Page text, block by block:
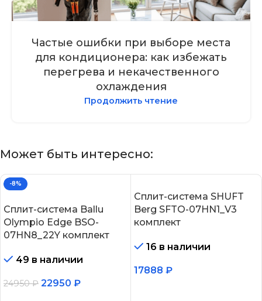
Частые ошибки при выборе места
для кондиционера: как избежать
перегрева и некачественного
охлаждения
Продолжить чтение
Может быть интересно:
-8%
Сплит-система Ballu
Olympio Edge BSO-
07HN8_22Y комплект
49 в наличии
24950₽ 22950 ₽
Сплит-система SHUFT
Berg SFTO-07HN1_V3
комплект
16 в наличии
17888 ₽